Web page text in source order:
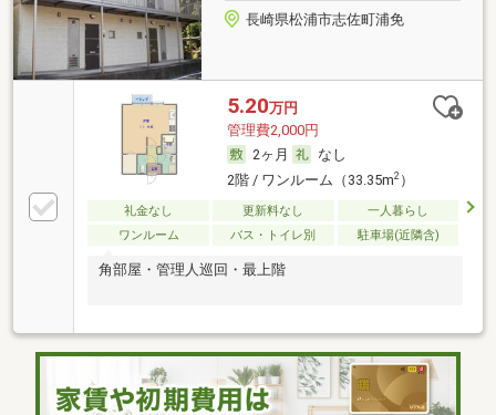
長崎県松浦市志佐町浦免
5.20万円
管理費2,000円
2ヶ月
なし
2階 / ワンルーム（33.35m2）
礼金なし 更新料なし
一人暮らし
ワンルーム
バス・トイレ別 駐車場(近隣含)
角部屋・管理人巡回・最上階